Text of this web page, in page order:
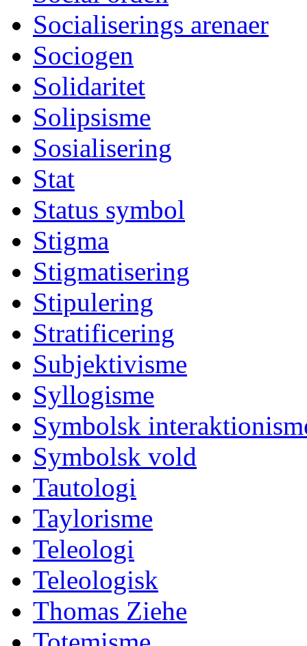
Socialiserings arenaer
Sociogen
Solidaritet
Solipsisme
Sosialisering
Stat
Status symbol
Stigma
Stigmatisering
Stipulering
Stratificering
Subjektivisme
Syllogisme
Symbolsk
Symbolsk vold
Tautologi
Taylorisme
Teleologi
Teleologisk
Thomas Ziehe